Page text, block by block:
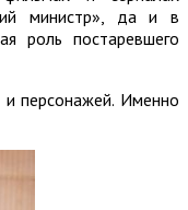
министр», да и в
роль постаревшего
и персонажей. Именно